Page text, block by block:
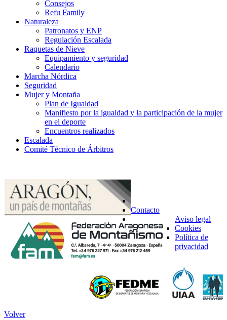
Consejos
Refu Family
Naturaleza
Patronatos y ENP
Regulación Escalada
Raquetas de Nieve
Equipamiento y seguridad
Calendario
Marcha Nórdica
Seguridad
Mujer y Montaña
Plan de Igualdad
Manifiesto por la igualdad y la participación de la mujer
en el deporte
Encuentros realizados
Escalada
Comité Técnico de Árbitros
Contacto
Aviso legal
Cookies
Política de
privacidad
Volver